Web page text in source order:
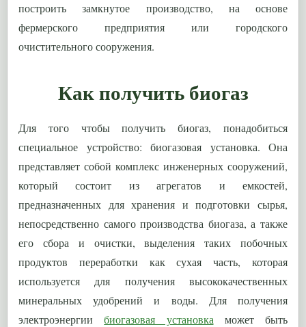
построить замкнутое производство, на основе
фермерского предприятия или городского
очистительного сооружения.
Как получить биогаз
Для того чтобы получить биогаз, понадобиться
специальное устройство: биогазовая установка. Она
представляет собой комплекс инженерных сооружений,
который состоит из агрегатов и емкостей,
предназначенных для хранения и подготовки сырья,
непосредственно самого производства биогаза, а также
его сбора и очистки, выделения таких побочных
продуктов переработки как сухая часть, которая
используется для получения высококачественных
минеральных удобрений и воды. Для получения
электроэнергиибиогазовая установка может быть